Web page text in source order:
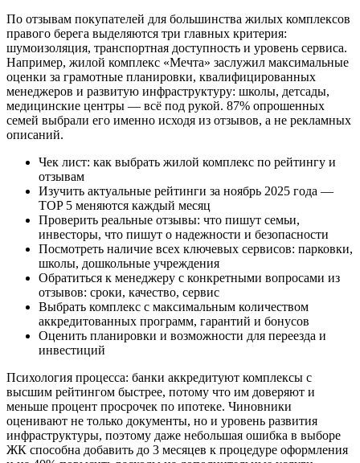
По отзывам покупателей для большинства жилых комплексов
правого берега выделяются три главных критерия:
шумоизоляция, транспортная доступность и уровень сервиса.
Например, жилой комплекс «Мечта» заслужил максимальные
оценки за грамотные планировки, квалифицированных
менеджеров и развитую инфраструктуру: школы, детсады,
медицинские центры — всё под рукой. 87% опрошенных
семей выбрали его именно исходя из отзывов, а не рекламных
описаний.
Чек лист: как выбрать жилой комплекс по рейтингу и
отзывам
Изучить актуальные рейтинги за ноябрь 2025 года —
TOP 5 меняются каждый месяц
Проверить реальные отзывы: что пишут семьи,
инвесторы, что пишут о надежности и безопасности
Посмотреть наличие всех ключевых сервисов: парковки,
школы, дошкольные учреждения
Обратиться к менеджеру с конкретными вопросами из
отзывов: сроки, качество, сервис
Выбрать комплекс с максимальным количеством
аккредитованных программ, гарантий и бонусов
Оценить планировки и возможности для переезда и
инвестиций
Психология процесса: банки аккредитуют комплексы с
высшим рейтингом быстрее, потому что им доверяют и
меньше процент просрочек по ипотеке. Чиновники
оценивают не только документы, но и уровень развития
инфраструктуры, поэтому даже небольшая ошибка в выборе
ЖК способна добавить до 3 месяцев к процедуре оформления